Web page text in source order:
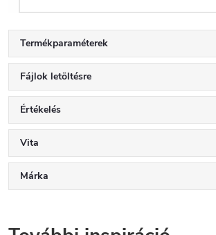
Termékparaméterek
Fájlok letöltésre
Értékelés
Vita
Márka